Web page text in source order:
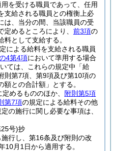
を受ける職員であって、任用
支給される職員との権衡上必
は、当分の間、当該職員の受
めるところにより、 前3項の
として支給する。
による給料を支給される職員
4第4項において準用する場合
ては、これらの規定中「給
則第7項、第9項及び第10項の
との合計額」とする。
定めるもののほか、
附則第5項
第7項の規定による給料その他
定の施行に関し必要な事項は、
号)抄
行し、第16条及び附則の改
10月1日から適用する。